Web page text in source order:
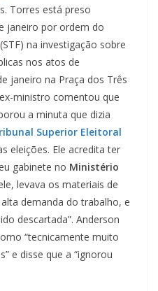
Torres está preso
janeiro por ordem do
(STF) na investigação sobre
nos atos de
janeiro na Praça dos Três
ministro comentou que
a minuta que dizia
Superior Eleitoral
eleições. Ele acredita ter
gabinete no Ministério
levava os materiais de
demanda do trabalho, e
descartada”. Anderson
“tecnicamente muito
e disse que a “ignorou